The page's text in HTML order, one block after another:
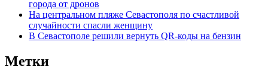
города от дронов
На центральном пляже Севастополя по счастливой
случайности спасли женщину
В Севастополе решили вернуть QR-коды на бензин
Метки